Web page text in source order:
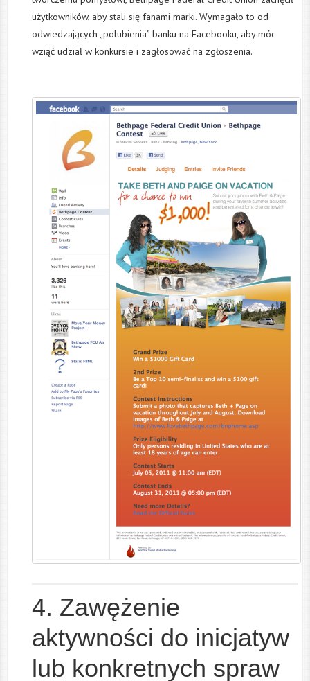
użytkowników, aby stali się fanami marki. Wymagało to od
odwiedzających „polubienia” banku na Facebooku, aby móc
wziąć udział w konkursie i zagłosować na zgłoszenia.
4. Zawężenie
aktywności do inicjatyw
lub konkretnych spraw